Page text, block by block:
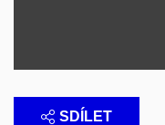
SDÍLET